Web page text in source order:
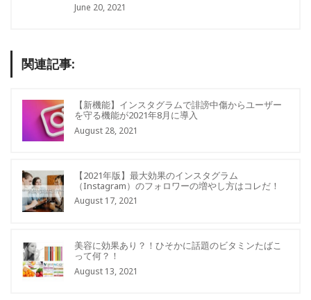
June 20, 2021
関連記事:
【新機能】インスタグラムで誹謗中傷からユーザー
を守る機能が2021年8月に導入
August 28, 2021
【2021年版】最大効果のインスタグラム
（Instagram）のフォロワーの増やし方はコレだ！
August 17, 2021
美容に効果あり？！ひそかに話題のビタミンたばこ
って何？！
August 13, 2021